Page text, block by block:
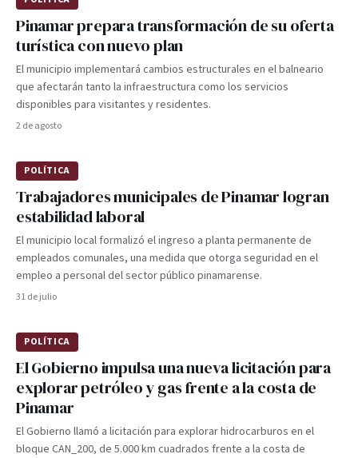
Pinamar prepara transformación de su oferta
turística con nuevo plan
El municipio implementará cambios estructurales en el balneario
que afectarán tanto la infraestructura como los servicios
disponibles para visitantes y residentes.
2 de agosto
POLÍTICA
Trabajadores municipales de Pinamar logran
estabilidad laboral
El municipio local formalizó el ingreso a planta permanente de
empleados comunales, una medida que otorga seguridad en el
empleo a personal del sector público pinamarense.
31 de julio
POLÍTICA
El Gobierno impulsa una nueva licitación para
explorar petróleo y gas frente a la costa de
Pinamar
El Gobierno llamó a licitación para explorar hidrocarburos en el
bloque CAN_200, de 5.000 km cuadrados frente a la costa de